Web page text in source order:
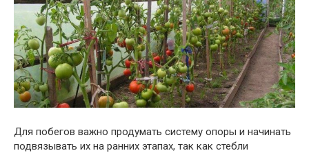
Для побегов важно продумать систему опоры и начинать
подвязывать их на ранних этапах, так как стебли